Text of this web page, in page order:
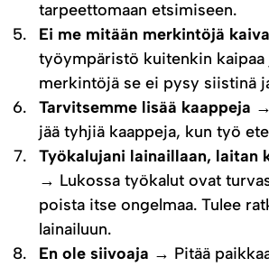
tarpeettomaan etsimiseen.
Ei me mitään merkintöjä
työympäristö kuitenkin kaipaa
merkintöjä se ei pysy siistinä
Tarvitsemme lisää kaappeja
jää tyhjiä kaappeja, kun työ
Työkalujani lainaillaan, laitan
→ Lukossa työkalut ovat
poista itse ongelmaa. Tulee
lainailuun.
En ole siivoaja → Pitää